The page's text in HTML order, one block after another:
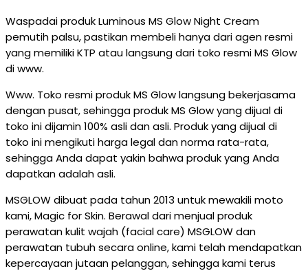
Waspadai produk Luminous MS Glow Night Cream
pemutih palsu, pastikan membeli hanya dari agen resmi
yang memiliki KTP atau langsung dari toko resmi MS Glow
di www.
Www. Toko resmi produk MS Glow langsung bekerjasama
dengan pusat, sehingga produk MS Glow yang dijual di
toko ini dijamin 100% asli dan asli. Produk yang dijual di
toko ini mengikuti harga legal dan norma rata-rata,
sehingga Anda dapat yakin bahwa produk yang Anda
dapatkan adalah asli.
MSGLOW dibuat pada tahun 2013 untuk mewakili moto
kami, Magic for Skin. Berawal dari menjual produk
perawatan kulit wajah (facial care) MSGLOW dan
perawatan tubuh secara online, kami telah mendapatkan
kepercayaan jutaan pelanggan, sehingga kami terus